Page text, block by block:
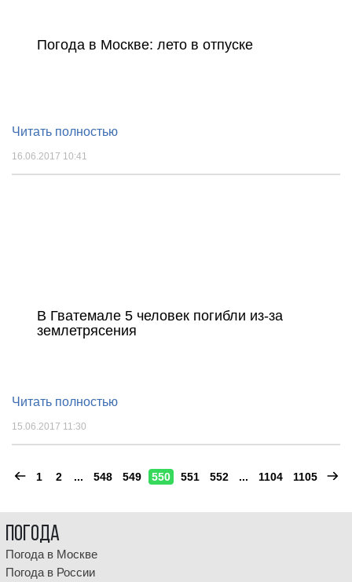
Погода в Москве: лето в отпуске
Читать полностью
16.06.2017 10:41
В Гватемале 5 человек погибли из-за
землетрясения
Читать полностью
15.06.2017 11:30
1 2 ... 548 549 550 551 552 ... 1104 1105
Погода
Погода в Москве
Погода в России